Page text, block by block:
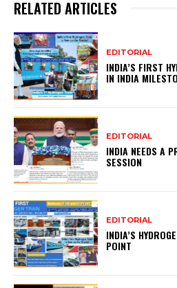
RELATED ARTICLES
EDITORIAL
INDIA’S FIRST
IN INDIA
EDITORIAL
INDIA NEEDS A
SESSION
EDITORIAL
INDIA’S
POINT